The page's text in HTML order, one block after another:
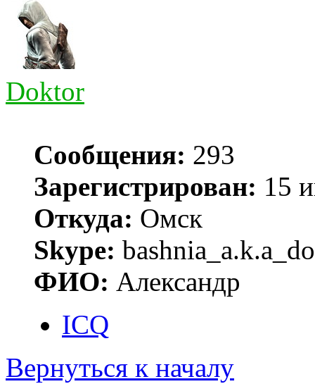
Doktor
Сообщения: 293
Зарегистрирован: 15
Откуда: Омск
Skype:
ФИО: Александр
ICQ
Вернуться к началу